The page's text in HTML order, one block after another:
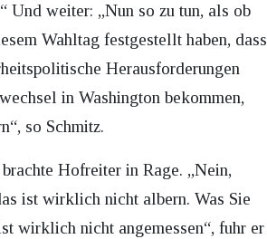
Und weiter: „Nun so zu tun, als ob
Wahltag festgestellt haben, dass
Herausforderungen
in Washington bekommen,
so Schmitz.
Hofreiter in Rage. „Nein,
ist wirklich nicht albern. Was Sie
wirklich nicht angemessen“, fuhr er